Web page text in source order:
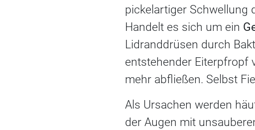
pickelartiger Schwellung
Handelt es sich um ein
Lidranddrüsen durch
entstehender Eiterpfropf
mehr abfließen. Selbst
Als Ursachen werden
der Augen mit